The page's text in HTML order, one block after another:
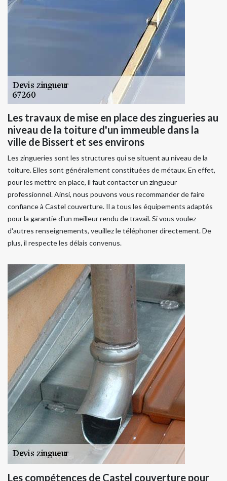
Les travaux de mise en place des zingueries au
niveau de la toiture d'un immeuble dans la
ville de Bissert et ses environs
Les zingueries sont les structures qui se situent au niveau de la
toiture. Elles sont généralement constituées de métaux. En effet,
pour les mettre en place, il faut contacter un zingueur
professionnel. Ainsi, nous pouvons vous recommander de faire
confiance à Castel couverture. Il a tous les équipements adaptés
pour la garantie d'un meilleur rendu de travail. Si vous voulez
d'autres renseignements, veuillez le téléphoner directement. De
plus, il respecte les délais convenus.
Les compétences de Castel couverture pour